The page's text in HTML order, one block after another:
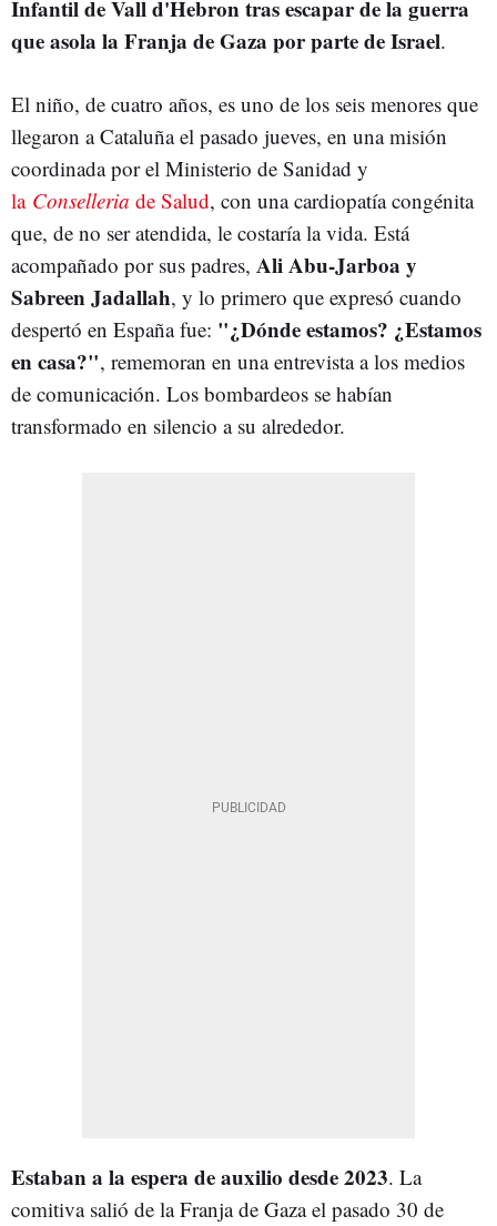
Infantil de Vall d'Hebron tras escapar de la guerra
que asola la Franja de Gaza por parte de Israel.
El niño, de cuatro años, es uno de los seis menores que
llegaron a Cataluña el pasado jueves, en una misión
coordinada por el Ministerio de Sanidad y
la Conselleria de Salud, con una cardiopatía congénita
que, de no ser atendida, le costaría la vida. Está
acompañado por sus padres, Ali Abu-Jarboa y
Sabreen Jadallah, y lo primero que expresó cuando
despertó en España fue: "¿Dónde estamos? ¿Estamos
en casa?", rememoran en una entrevista a los medios
de comunicación. Los bombardeos se habían
transformado en silencio a su alrededor.
Estaban a la espera de auxilio desde 2023. La
comitiva salió de la Franja de Gaza el pasado 30 de